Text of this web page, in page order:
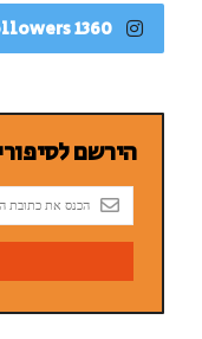
1360 Followers